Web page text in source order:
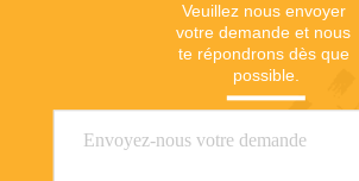
Veuillez nous envoyer
votre demande et nous
te répondrons dès que
possible.